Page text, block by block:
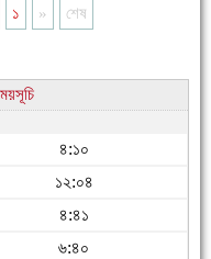
১ » শেষ
৪:১০
১২:০৪
৪:৪১
৬:৪০